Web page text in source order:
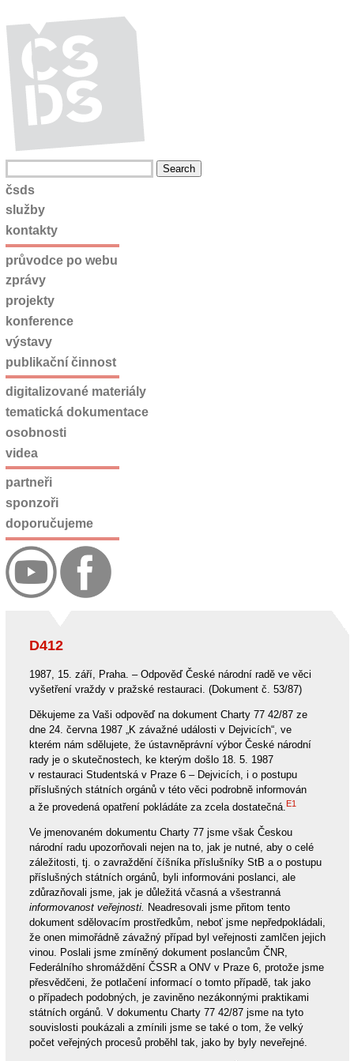
D412
1987, 15. září, Praha. – Odpověď České národní radě ve věci
vyšetření vraždy v pražské restauraci. (Dokument č. 53/87)
Děkujeme za Vaši odpověď na dokument Charty 77 42/87 ze
dne 24. června 1987 „K závažné události v Dejvicích“, ve
kterém nám sdělujete, že ústavněprávní výbor České národní
rady je o skutečnostech, ke kterým došlo 18. 5. 1987
v restauraci Studentská v Praze 6 – Dejvicích, i o postupu
příslušných státních orgánů v této věci podrobně informován
a že provedená opatření pokládáte za zcela dostatečná.E1
Ve jmenovaném dokumentu Charty 77 jsme však Českou
národní radu upozorňovali nejen na to, jak je nutné, aby o celé
záležitosti, tj. o zavraždění číšníka příslušníky StB a o postupu
příslušných státních orgánů, byli informováni poslanci, ale
zdůrazňovali jsme, jak je důležitá včasná a všestranná
informovanost veřejnosti. Neadresovali jsme přitom tento
dokument sdělovacím prostředkům, neboť jsme nepředpokládali,
že onen mimořádně závažný případ byl veřejnosti zamlčen jejich
vinou. Poslali jsme zmíněný dokument poslancům ČNR,
Federálního shromáždění ČSSR a ONV v Praze 6, protože jsme
přesvědčeni, že potlačení informací o tomto případě, tak jako
o případech podobných, je zaviněno nezákonnými praktikami
státních orgánů. V dokumentu Charty 77 42/87 jsme na tyto
souvislosti poukázali a zmínili jsme se také o tom, že velký
počet veřejných procesů proběhl tak, jako by byly neveřejné.
čsds
služby
kontakty
průvodce po webu
zprávy
projekty
konference
výstavy
publikační činnost
digitalizované materiály
tematická dokumentace
osobnosti
videa
partneři
sponzoři
doporučujeme